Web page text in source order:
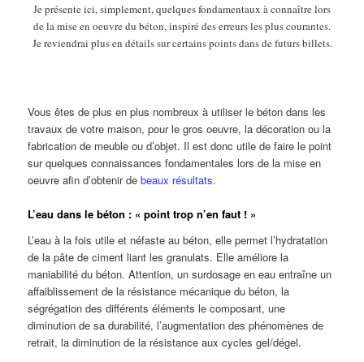
Je présente ici, simplement, quelques fondamentaux à connaître lors
de la mise en oeuvre du béton, inspiré des erreurs les plus courantes.
Je reviendrai plus en détails sur certains points dans de futurs billets.
Vous êtes de plus en plus nombreux à utiliser le béton dans les
travaux de votre maison, pour le gros oeuvre, la décoration ou la
fabrication de meuble ou d’objet. Il est donc utile de faire le point
sur quelques connaissances fondamentales lors de la mise en
oeuvre afin d’obtenir debeaux résultats.
L’eau dans le béton : « point trop n’en faut ! »
L’eau à la fois utile et néfaste au béton, elle permet l’hydratation
de la pâte de ciment liant les granulats. Elle améliore la
maniabilité du béton. Attention, un surdosage en eau entraîne un
affaiblissement de la résistance mécanique du béton, la
ségrégation des différents éléments le composant, une
diminution de sa durabilité, l’augmentation des phénomènes de
retrait, la diminution de la résistance aux cycles gel/dégel.